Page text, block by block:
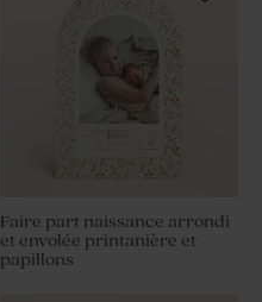
Faire part naissance arrondi
et envolée printanière et
papillons